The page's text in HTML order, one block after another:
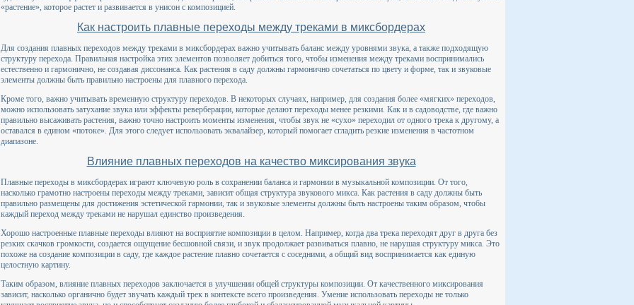
«растение», которое растет и развивается в унисон с композицией.
Как настроить плавные переходы между треками в миксбордерах
Для создания плавных переходов между треками в миксбордерах важно учитывать баланс между уровнями звука, а также подходящую
структуру перехода. Правильная настройка этих элементов позволяет добиться того, чтобы изменения между треками воспринимались
естественно и гармонично, не создавая диссонанса. Как растения в саду должны гармонично сочетаться по цвету и форме, так и звуковые
элементы должны быть правильно настроены для плавного перехода.
Кроме того, важно учитывать временную структуру переходов. В некоторых случаях, например, для создания более «мягких» переходов,
можно использовать затухание звука или эффекты реверберации, которые делают переходы менее резкими. Как и в садоводстве, где важно
правильно высаживать растения, важно точно настроить моменты изменения, чтобы звук не «сухо» переходил от одного трека к другому, а
оставался в едином «потоке». Для этого следует использовать эквалайзер, который помогает сгладить резкие изменения в частотном
диапазоне.
Влияние плавных переходов на качество миксирования звука
Плавные переходы в миксбордерах играют ключевую роль в сохранении баланса и гармонии в музыкальной композиции. От того,
насколько грамотно настроены переходы между треками, зависит общая структура звукового микса. Как растения в саду должны быть
правильно размещены для достижения эстетической гармонии, так и звуковые элементы должны быть настроены таким образом, чтобы
каждый переход между треками не нарушал единство произведения.
Хорошо настроенные плавные переходы влияют на восприятие композиции в целом. Например, когда два трека переходят друг в друга без
резких скачков громкости, создается ощущение бесшовной связи, и звук продолжает развиваться плавно, не нарушая структуру микса. Это
похоже на создание композиции в саду, где каждое растение плавно сочетается с соседними, а общий вид воспринимается как единую
целостную картину.
Таким образом, влияние плавных переходов заключается в улучшении общей структуры композиции. От качественного миксирования
зависит, насколько органично будет звучать каждый трек в контексте всего произведения. Умение использовать переходы не только